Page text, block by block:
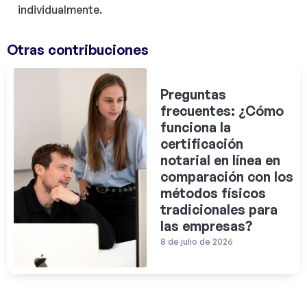
individualmente.
Otras contribuciones
Preguntas
frecuentes: ¿Cómo
funciona la
certificación
notarial en línea en
comparación con los
métodos físicos
tradicionales para
las empresas?
8 de julio de 2026